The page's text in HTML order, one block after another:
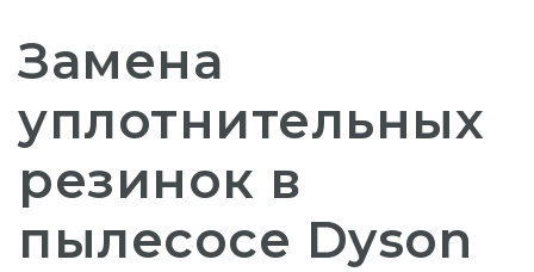
Замена
уплотнительных
резинок в
пылесосе Dyson